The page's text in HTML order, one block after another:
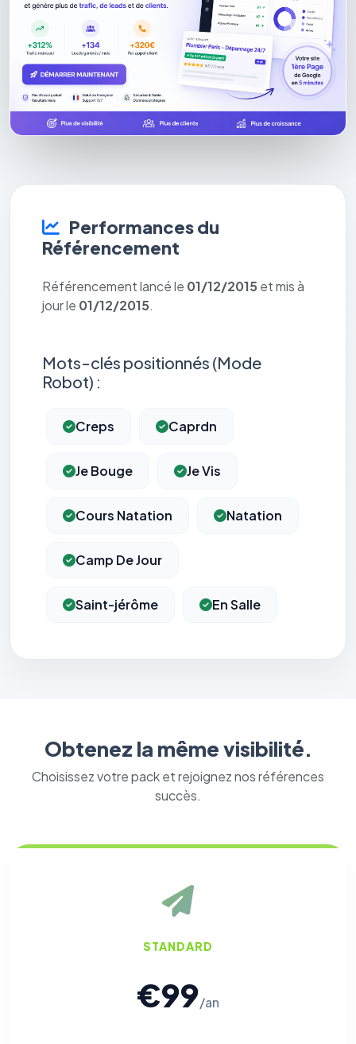
Performances du
Référencement
Référencement lancé le 01/12/2015 et mis à
jour le 01/12/2015.
Mots-clés positionnés (Mode
Robot) :
Creps Caprdn
Je Bouge Je Vis
Cours Natation Natation
Camp De Jour
Saint-jérôme En Salle
Obtenez la même visibilité.
Choisissez votre pack et rejoignez nos références
succès.
STANDARD
€99/an